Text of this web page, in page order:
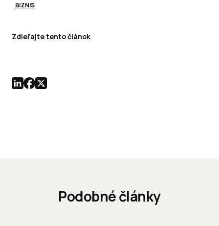
BIZNIS
Zdieľajte tento článok
Podobné články